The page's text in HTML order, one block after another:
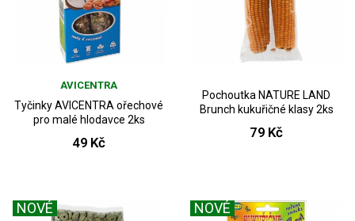
AVICENTRA
Tyčinky AVICENTRA ořechové
pro malé hlodavce 2ks
49 Kč
Pochoutka NATURE LAND
Brunch kukuřičné klasy 2ks
79 Kč
NOVÉ NOVÉ